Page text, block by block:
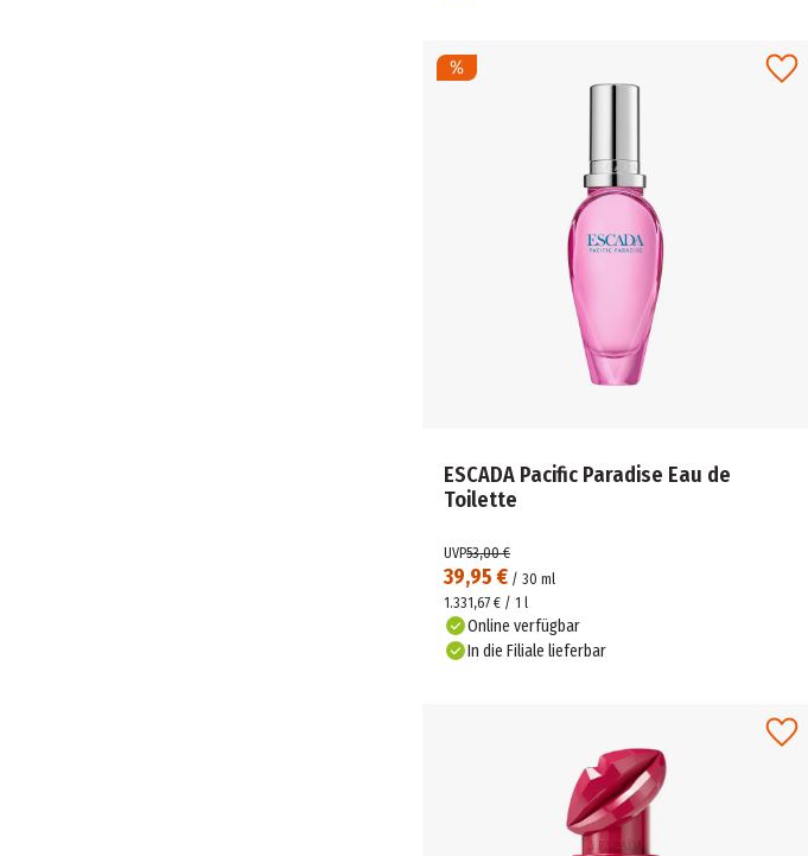
ESCADA Pacific Paradise Eau de
Toilette
39,95 € / 30 ml
UVP53,00 €
1.331,67 € / 1 l
Online verfügbar
In die Filiale lieferbar